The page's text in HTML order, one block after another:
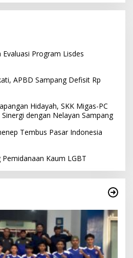
Program Lisdes
APBD Sampang Defisit Rp
Hidayah, SKK Migas-PC
dengan Nelayan Sampang
Tembus Pasar Indonesia
Kaum LGBT